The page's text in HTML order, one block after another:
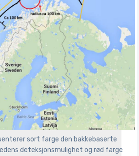
sort farge den bakkebaserte
deteksjonsmulighet og rød farge